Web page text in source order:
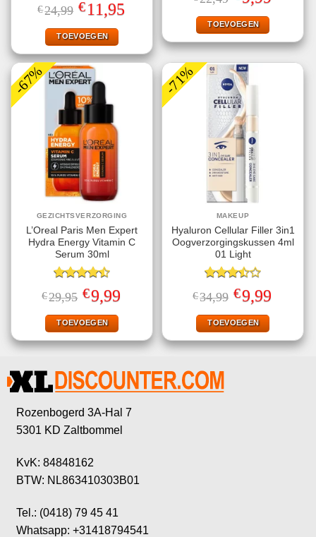
Gewaardeerd
5.00uit 5
€24,99 Oorspronkelijke
prijs
was:
€24,99.
€11,95prijs
TOEVOEGEN
prijs
was:
€22,49.
prijs
TOEVOEGEN
-67%
GEZICHTSVERZORGING
L’Oreal Paris Men Expert
Hydra Energy Vitamin C
Serum 30ml
Gewaardeerd
4.50uit 5
€29,95 Oorspronkelijke
prijs
was:
€29,95.
€9,99Huidige
prijs
TOEVOEGEN
-71%
MAKEUP
Hyaluron Cellular Filler 3in1
Oogverzorgingskussen 4ml
01 Light
Gewaardeerd
3.50uit
€34,99 Oorspronkelijke
prijs
was:
€34,99.
€9,99Huidige
prijs
TOEVOEGEN
Rozenbogerd 3A-Hal 7
5301 KD Zaltbommel
KvK: 84848162
BTW: NL863410303B01
Tel.: (0418) 79 45 41
Whatsapp: +31418794541